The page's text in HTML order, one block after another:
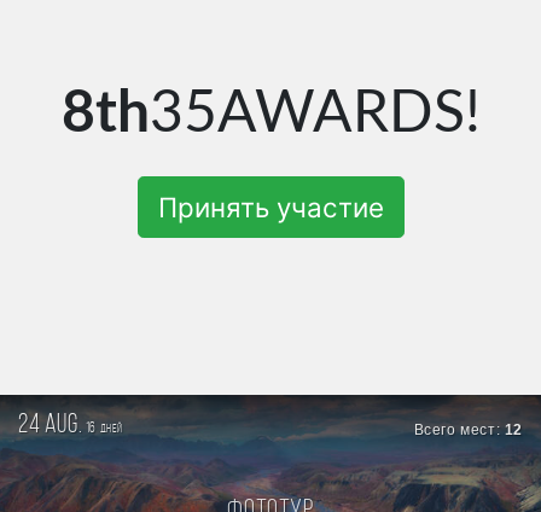
8th35AWARDS!
Принять участие
24 aug. 16 дней Всего мест: 12